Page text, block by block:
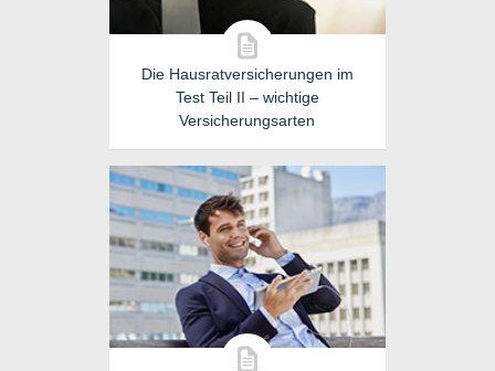
Die Hausratversicherungen im
Test Teil II – wichtige
Versicherungsarten